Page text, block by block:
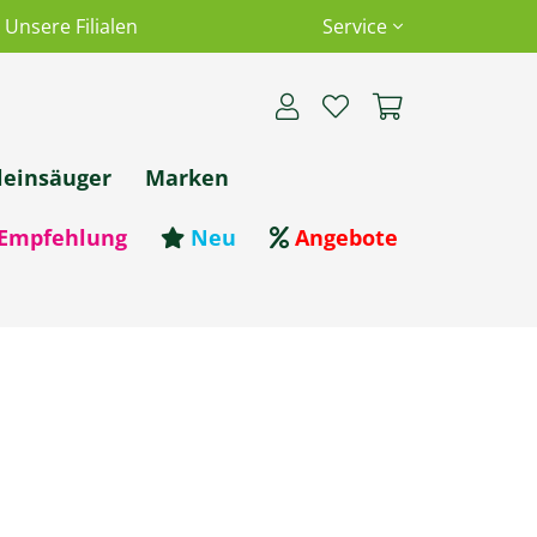
Unsere Filialen Service
Marken
Neu Angebote